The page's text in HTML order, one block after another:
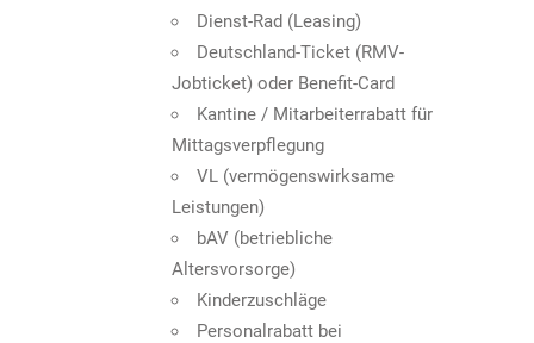
Dienst-Rad (Leasing)
Deutschland-Ticket (RMV-
Jobticket) oder Benefit-Card
Kantine / Mitarbeiterrabatt für
Mittagsverpflegung
VL (vermögenswirksame
Leistungen)
bAV (betriebliche
Altersvorsorge)
Kinderzuschläge
Personalrabatt bei